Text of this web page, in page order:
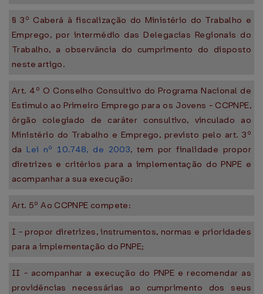
§ 3º Caberá à fiscalização do Ministério do Trabalho e
Emprego, por intermédio das Delegacias Regionais do
Trabalho, a observância do cumprimento do disposto
neste artigo.
Art. 4º O Conselho Consultivo do Programa Nacional de
Estímulo ao Primeiro Emprego para os Jovens - CCPNPE,
órgão colegiado de caráter consultivo, vinculado ao
Ministério do Trabalho e Emprego, previsto pelo art. 3º
da Lei nº 10.748, de 2003, tem por finalidade propor
diretrizes e critérios para a implementação do PNPE e
acompanhar a sua execução:
Art. 5º Ao CCPNPE compete:
I - propor diretrizes, instrumentos, normas e prioridades
para a implementação do PNPE;
II - acompanhar a execução do PNPE e recomendar as
providências necessárias ao cumprimento dos seus